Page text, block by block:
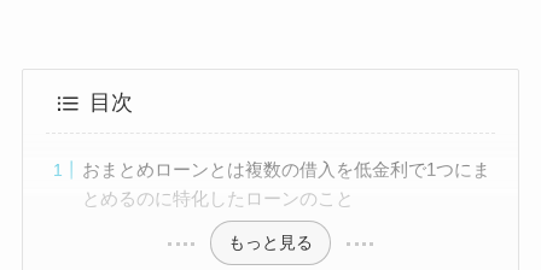
目次
おまとめローンとは複数の借入を低金利で1つにま
とめるのに特化したローンのこと
もっと見る